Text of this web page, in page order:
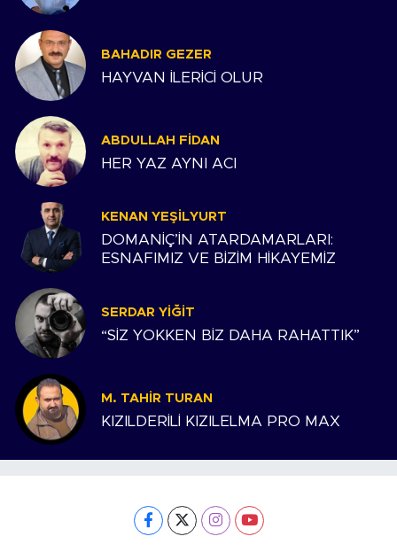
BAHADIR GEZER
HAYVAN İLERİCİ OLUR
ABDULLAH FIDAN
HER YAZ AYNI ACI
KENAN YEŞILYURT
DOMANİÇ’İN ATARDAMARLARI:
ESNAFIMIZ VE BİZİM HİKAYEMİZ
SERDAR YIĞIT
“SİZ YOKKEN BİZ DAHA RAHATTIK”
M. TAHIR TURAN
KIZILDERİLİ KIZILELMA PRO MAX